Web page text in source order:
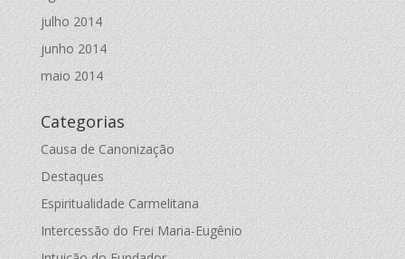
julho 2014
junho 2014
maio 2014
Categorias
Causa de Canonização
Destaques
Espiritualidade Carmelitana
Intercessão do Frei Maria-Eugênio